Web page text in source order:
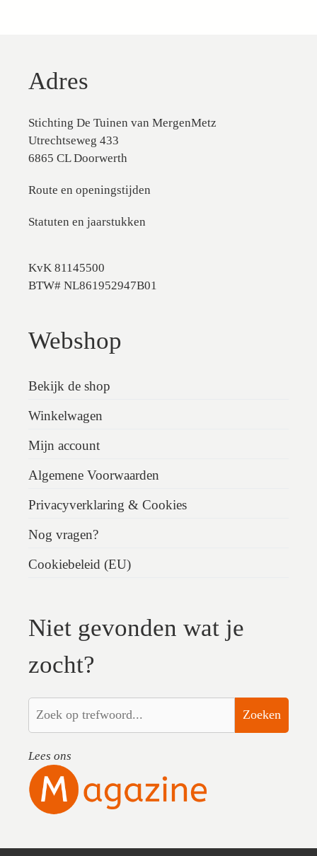
Adres
Stichting De Tuinen van MergenMetz
Utrechtseweg 433
6865 CL Doorwerth
Route en openingstijden
Statuten en jaarstukken
KvK 81145500
BTW# NL861952947B01
Webshop
Bekijk de shop
Winkelwagen
Mijn account
Algemene Voorwaarden
Privacyverklaring & Cookies
Nog vragen?
Cookiebeleid (EU)
Niet gevonden wat je
zocht?
Zoeken
Lees ons